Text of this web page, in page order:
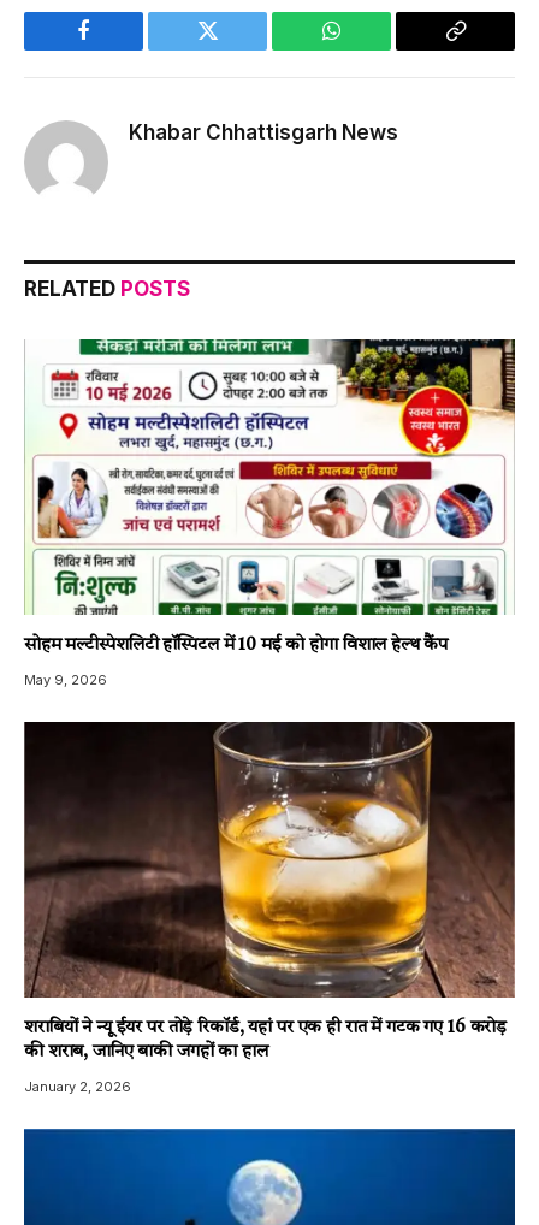
Facebook Twitter WhatsApp
Copy
Khabar Chhattisgarh News
RELATED POSTS
सोहम मल्टीस्पेशलिटी हॉस्पिटल में 10 मई को होगा विशाल हेल्थ कैंप
May 9, 2026
शराबियों ने न्यू ईयर पर तोड़े रिकॉर्ड, यहां पर एक ही रात में गटक गए 16 करोड़
की शराब, जानिए बाकी जगहों का हाल
January 2, 2026